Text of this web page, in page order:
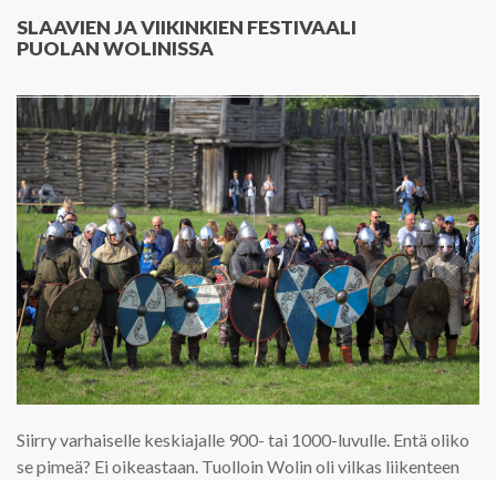
SLAAVIEN JA VIIKINKIEN FESTIVAALI
PUOLAN WOLINISSA
Siirry varhaiselle keskiajalle 900- tai 1000-luvulle. Entä oliko
se pimeä? Ei oikeastaan. Tuolloin Wolin oli vilkas liikenteen